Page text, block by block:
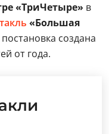
«ТриЧетыре» в
«Большая
создана
от года.